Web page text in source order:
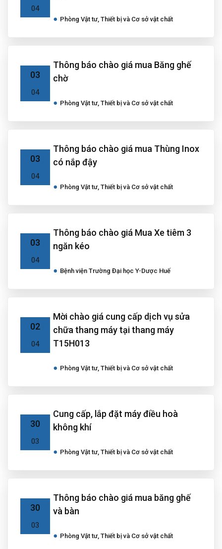
04
Phòng Vật tư, Thiết bị và Cơ sở vật chất
03
04
Thông báo chào giá mua Băng ghế
chờ
Phòng Vật tư, Thiết bị và Cơ sở vật chất
03
04
Thông báo chào giá mua Thùng Inox
có nắp đậy
Phòng Vật tư, Thiết bị và Cơ sở vật chất
03
04
Thông báo chào giá Mua Xe tiêm 3
ngăn kéo
Bệnh viện Trường Đại học Y-Dược Huế
02
04
Mời chào giá cung cấp dịch vụ sửa
chữa thang máy tại thang máy
T15H013
Phòng Vật tư, Thiết bị và Cơ sở vật chất
30
03
Cung cấp, lắp đặt máy điều hoà
không khí
Phòng Vật tư, Thiết bị và Cơ sở vật chất
30
03
Thông báo chào giá mua băng ghế
và bàn
Phòng Vật tư, Thiết bị và Cơ sở vật chất